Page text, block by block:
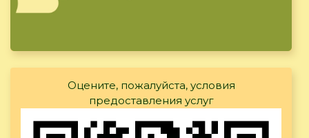
Оцените, пожалуйста, условия
предоставления услуг